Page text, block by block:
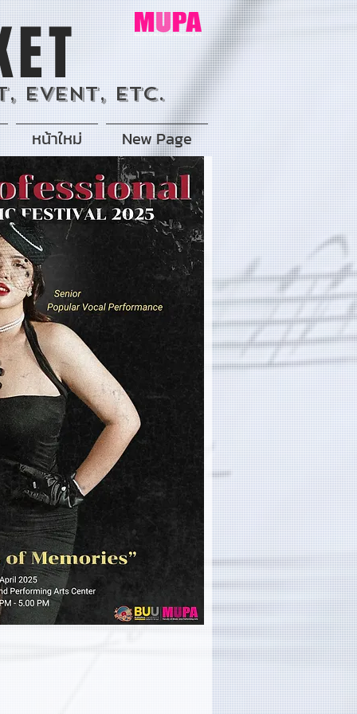
Event, Etc.
หน้าใหม่ New Page